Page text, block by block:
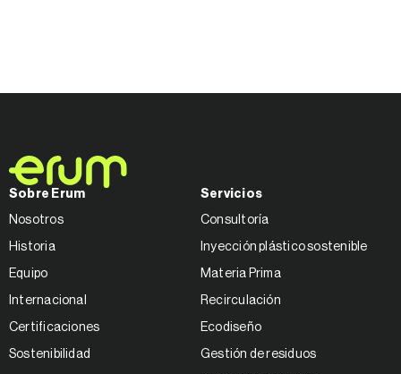
Sobre Erum
Nosotros
Historia
Equipo
Internacional
Certificaciones
Sostenibilidad
Servicios
Consultoría
Inyección plástico sostenible
Materia Prima
Recirculación
Ecodiseño
Gestión de residuos